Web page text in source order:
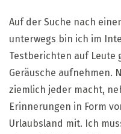
Auf der Suche nach
unterwegs bin ich im
Testberichten auf Leute
Geräusche aufnehmen.
ziemlich jeder macht,
Erinnerungen in Form
Urlaubsland mit. Ich